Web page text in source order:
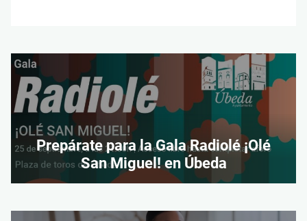
Prepárate para la Gala Radiolé ¡Olé
San Miguel! en Úbeda